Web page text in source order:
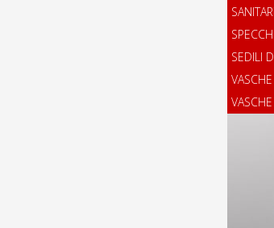
SEDILI